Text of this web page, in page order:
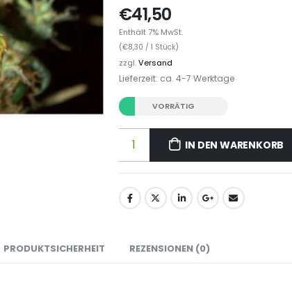
€41,50
Enthält 7% MwSt.
(€8,30 / 1 Stück)
zzgl.Versand
Lieferzeit: ca. 4-7 Werktage
VORRÄTIG
IN DEN WARENKORB
PRODUKTSICHERHEIT REZENSIONEN (0)